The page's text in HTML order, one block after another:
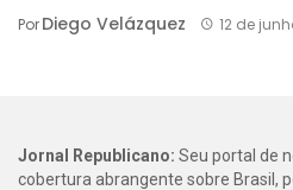
PorDiego Velázquez 12 de
Jornal Republicano: Seu portal de
cobertura abrangente sobre Brasil,